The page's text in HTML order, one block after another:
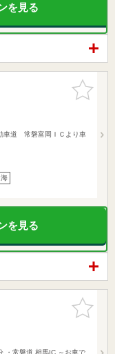
を見る
お気に入
りに追加
車道 常磐富岡ＩＣより車
を見る
お気に入
りに追加
・常磐道 相馬IC ～お車で